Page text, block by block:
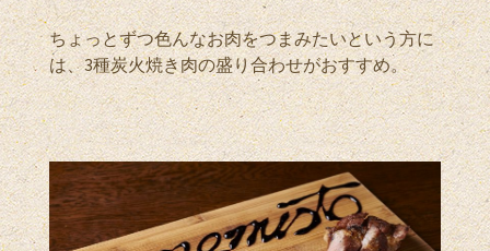
ちょっとずつ色んなお肉をつまみたいという方に
は、3種炭火焼き肉の盛り合わせがおすすめ。